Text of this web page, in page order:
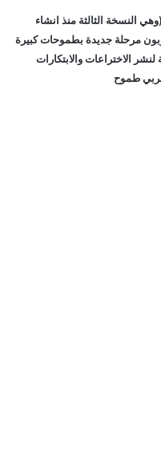
النسخة الثالثة منذ انشاء
مشروع موهوبون مرحلة جديدة بطموحات كبيرة
الاختراعات والابتكارات
عربي طموح